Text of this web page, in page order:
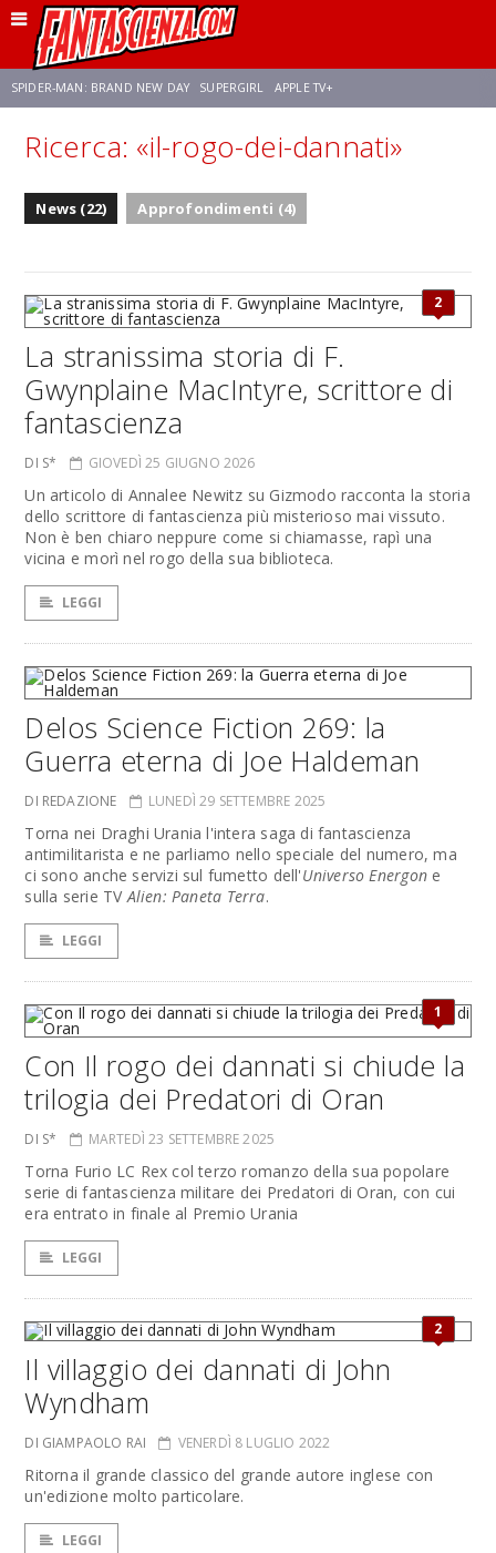
SPIDER-MAN: BRAND NEW DAY SUPERGIRL APPLE TV+
FRANCO RICCIARDIELLO ZENDAYA AVENGERS: DOOMSDAY STAR TREK
Ricerca: «il-rogo-dei-dannati»
News (22) Approfondimenti (4)
2
La stranissima storia di F.
Gwynplaine MacIntyre, scrittore di
fantascienza
DI S* GIOVEDÌ 25 GIUGNO 2026
Un articolo di Annalee Newitz su Gizmodo racconta la storia
dello scrittore di fantascienza più misterioso mai vissuto.
Non è ben chiaro neppure come si chiamasse, rapì una
vicina e morì nel rogo della sua biblioteca.
LEGGI
Delos Science Fiction 269: la
Guerra eterna di Joe Haldeman
DI REDAZIONE LUNEDÌ 29 SETTEMBRE 2025
Torna nei Draghi Urania l'intera saga di fantascienza
antimilitarista e ne parliamo nello speciale del numero, ma
ci sono anche servizi sul fumetto dell'Universo Energone
sulla serie TVAlien: Paneta Terra.
LEGGI
1
Con Il rogo dei dannati si chiude la
trilogia dei Predatori di Oran
DI S* MARTEDÌ 23 SETTEMBRE 2025
Torna Furio LC Rex col terzo romanzo della sua popolare
serie di fantascienza militare dei Predatori di Oran, con cui
era entrato in finale al Premio Urania
LEGGI
2
Il villaggio dei dannati di John
Wyndham
DI GIAMPAOLO RAI VENERDÌ 8 LUGLIO 2022
Ritorna il grande classico del grande autore inglese con
un'edizione molto particolare.
LEGGI